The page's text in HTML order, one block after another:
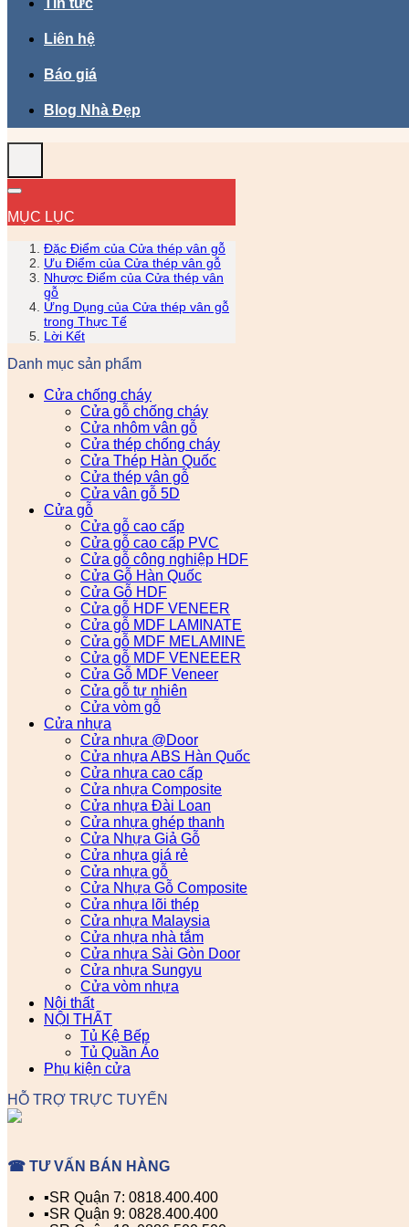
Tin tức
Liên hệ
Báo giá
Blog Nhà Đẹp
MỤC LỤC
Đặc Điểm của Cửa thép vân gỗ
Ưu Điểm của Cửa thép vân gỗ
Nhược Điểm của Cửa thép vân
gỗ
Ứng Dụng của Cửa thép vân gỗ
trong Thực Tế
Lời Kết
Danh mục sản phẩm
Cửa chống cháy
Cửa gỗ chống cháy
Cửa nhôm vân gỗ
Cửa thép chống cháy
Cửa Thép Hàn Quốc
Cửa thép vân gỗ
Cửa vân gỗ 5D
Cửa gỗ
Cửa gỗ cao cấp
Cửa gỗ cao cấp PVC
Cửa gỗ công nghiệp HDF
Cửa Gỗ Hàn Quốc
Cửa Gỗ HDF
Cửa gỗ HDF VENEER
Cửa gỗ MDF LAMINATE
Cửa gỗ MDF MELAMINE
Cửa gỗ MDF VENEEER
Cửa Gỗ MDF Veneer
Cửa gỗ tự nhiên
Cửa vòm gỗ
Cửa nhựa
Cửa nhựa @Door
Cửa nhựa ABS Hàn Quốc
Cửa nhựa cao cấp
Cửa nhựa Composite
Cửa nhựa Đài Loan
Cửa nhựa ghép thanh
Cửa Nhựa Giả Gỗ
Cửa nhựa giá rẻ
Cửa nhựa gỗ
Cửa Nhựa Gỗ Composite
Cửa nhựa lõi thép
Cửa nhựa Malaysia
Cửa nhựa nhà tắm
Cửa nhựa Sài Gòn Door
Cửa nhựa Sungyu
Cửa vòm nhựa
Nội thất
NỘI THẤT
Tủ Kệ Bếp
Tủ Quần Áo
Phụ kiện cửa
HỖ TRỢ TRỰC TUYẾN
☎ TƯ VẤN BÁN HÀNG
▪️SR Quận 7: 0818.400.400
▪️SR Quận 9: 0828.400.400